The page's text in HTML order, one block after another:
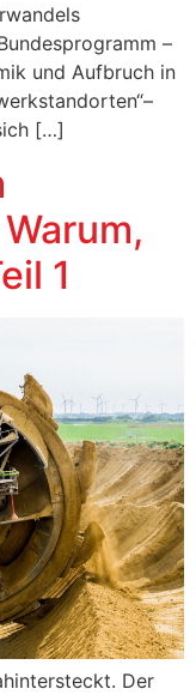
–
und Aufbruch in
[…]
1
Der